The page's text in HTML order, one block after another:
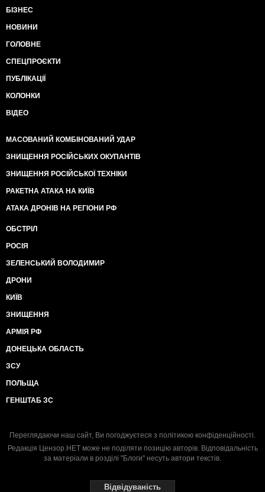
БІЗНЕС
НОВИНИ
ГОЛОВНЕ
СПЕЦПРОЄКТИ
ПУБЛІКАЦІЇ
КОЛОНКИ
ВІДЕО
МАСОВАНИЙ КОМБІНОВАНИЙ УДАР
ЗНИЩЕННЯ РОСІЙСЬКИХ ОКУПАНТІВ
ЗНИЩЕННЯ РОСІЙСЬКОЇ ТЕХНІКИ
РАКЕТНА АТАКА НА КИЇВ
АТАКА ДРОНІВ НА РЕГІОНИ РФ
ОБСТРІЛ
РОСІЯ
ЗЕЛЕНСЬКИЙ ВОЛОДИМИР
ДРОНИ
КИЇВ
ЗНИЩЕННЯ
АРМІЯ РФ
ДОНЕЦЬКА ОБЛАСТЬ
ЗСУ
ПОЛЬЩА
ГЕНШТАБ ЗС
Переглядаючи наш сайт, Ви погоджуєтеся з політикою конфіденційності.
Редакція Цензор.НЕТ може не поділяти позицію авторів. Відповідальність
за матеріали в розділі "Блоги" несуть автори текстів.
Відвідуваність